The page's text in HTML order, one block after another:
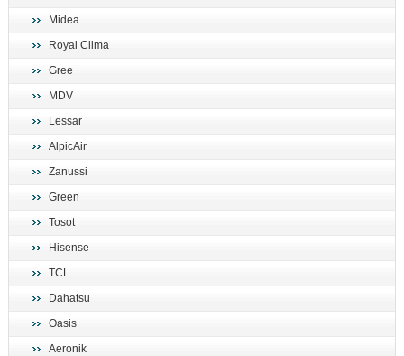
Midea
Royal Clima
Gree
MDV
Lessar
AlpicAir
Zanussi
Green
Tosot
Hisense
TCL
Dahatsu
Oasis
Aeronik